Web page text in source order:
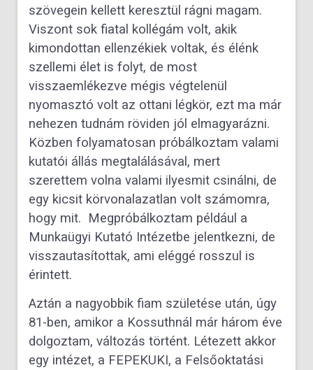
szövegein kellett keresztül rágni magam.
Viszont sok fiatal kollégám volt, akik
kimondottan ellenzékiek voltak, és élénk
szellemi élet is folyt, de most
visszaemlékezve mégis végtelenül
nyomasztó volt az ottani légkör, ezt ma már
nehezen tudnám röviden jól elmagyarázni.
Közben folyamatosan próbálkoztam valami
kutatói állás megtalálásával, mert
szerettem volna valami ilyesmit csinálni, de
egy kicsit körvonalazatlan volt számomra,
hogy mit. Megpróbálkoztam például a
Munkaügyi Kutató Intézetbe jelentkezni, de
visszautasítottak, ami eléggé rosszul is
érintett.
Aztán a nagyobbik fiam születése után, úgy
81-ben, amikor a Kossuthnál már három éve
dolgoztam, változás történt. Létezett akkor
egy intézet, a FEPEKUKI, a Felsőoktatási